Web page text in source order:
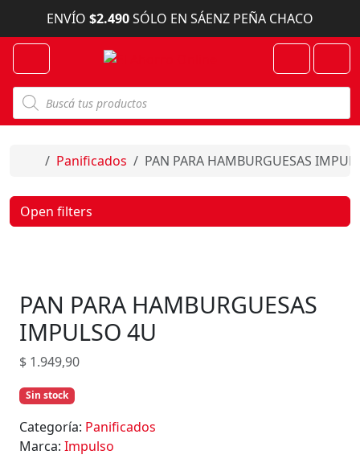
Skip to content
ENVÍO $2.490SÓLO EN SÁENZ PEÑA CHACO
B
s
q
d
Account
Cart
Home
Panificados PAN PARA HAMBURGUESAS
PAN PARA HAMBURGUESAS
IMPULSO 4U
$ 1.949,90
Sin stock
Categoría: Panificados
Marca: Impulso
Open filters